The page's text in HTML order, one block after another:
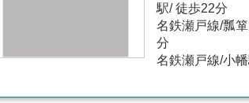
駅/ 徒歩22分
名鉄瀬戸線/瓢
分
名鉄瀬戸線/小